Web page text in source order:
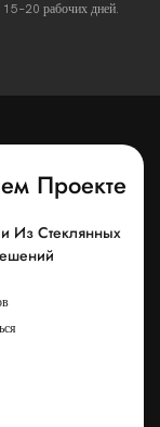
15–20 рабочих дней.
Проекте
Из Стеклянных